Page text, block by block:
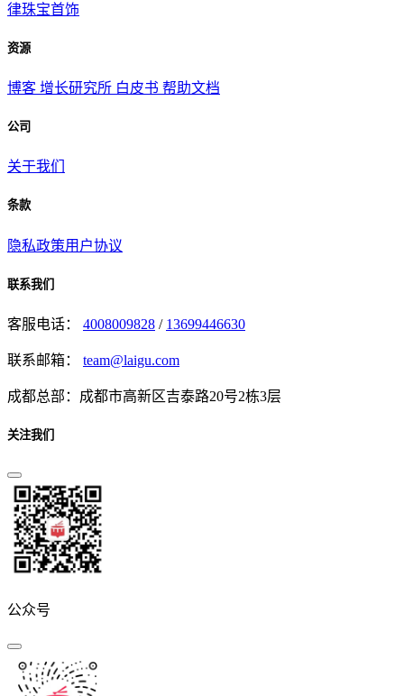
律珠宝首饰
资源
博客 增长研究所 白皮书 帮助文档
公司
关于我们
条款
隐私政策用户协议
联系我们
客服电话： 4008009828 / 13699446630
联系邮箱： team@laigu.com
成都总部：成都市高新区吉泰路20号2栋3层
关注我们
公众号